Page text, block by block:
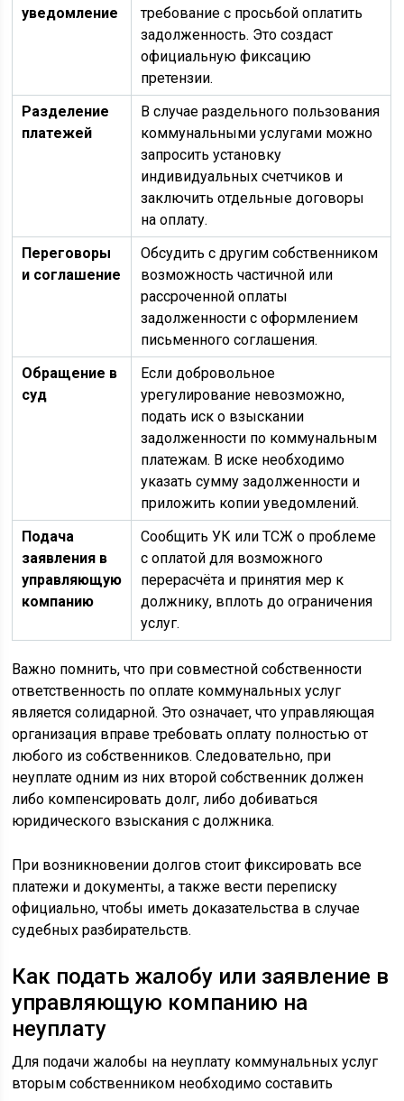
уведомление
требование с просьбой оплатить
задолженность. Это создаст
официальную фиксацию
претензии.
Разделение
платежей
В случае раздельного пользования
коммунальными услугами можно
запросить установку
индивидуальных счетчиков и
заключить отдельные договоры
на оплату.
Переговоры
и соглашение
Обсудить с другим собственником
возможность частичной или
рассроченной оплаты
задолженности с оформлением
письменного соглашения.
Обращение в
суд
Если добровольное
урегулирование невозможно,
подать иск о взыскании
задолженности по коммунальным
платежам. В иске необходимо
указать сумму задолженности и
приложить копии уведомлений.
Подача
заявления в
управляющую
компанию
Сообщить УК или ТСЖ о проблеме
с оплатой для возможного
перерасчёта и принятия мер к
должнику, вплоть до ограничения
услуг.
Важно помнить, что при совместной собственности
ответственность по оплате коммунальных услуг
является солидарной. Это означает, что управляющая
организация вправе требовать оплату полностью от
любого из собственников. Следовательно, при
неуплате одним из них второй собственник должен
либо компенсировать долг, либо добиваться
юридического взыскания с должника.
При возникновении долгов стоит фиксировать все
платежи и документы, а также вести переписку
официально, чтобы иметь доказательства в случае
судебных разбирательств.
Как подать жалобу или заявление в
управляющую компанию на
неуплату
Для подачи жалобы на неуплату коммунальных услуг
вторым собственником необходимо составить